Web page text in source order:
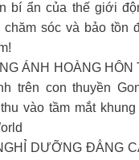
bí ẩn của thế giới
chăm sóc và bảo tồn
ÁNH HOÀNG HÔN
trên con thuyền
vào tầm mắt
DƯỠNG ĐẲNG